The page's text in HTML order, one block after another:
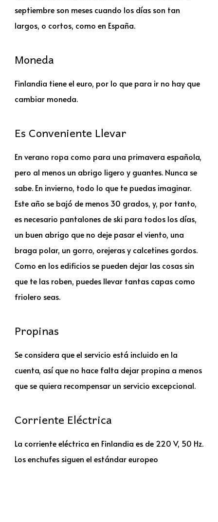
septiembre son meses cuando los días son tan
largos, o cortos, como en España.
Moneda
Finlandia tiene el euro, por lo que para ir no hay que
cambiar moneda.
Es Conveniente Llevar
En verano ropa como para una primavera española,
pero al menos un abrigo ligero y guantes. Nunca se
sabe. En invierno, todo lo que te puedas imaginar.
Este año se bajó de menos 30 grados, y, por tanto,
es necesario pantalones de ski para todos los días,
un buen abrigo que no deje pasar el viento, una
braga polar, un gorro, orejeras y calcetines gordos.
Como en los edificios se pueden dejar las cosas sin
que te las roben, puedes llevar tantas capas como
friolero seas.
Propinas
Se considera que el servicio está incluido en la
cuenta, así que no hace falta dejar propina a menos
que se quiera recompensar un servicio excepcional.
Corriente Eléctrica
La corriente eléctrica en Finlandia es de 220 V, 50 Hz.
Los enchufes siguen el estándar europeo